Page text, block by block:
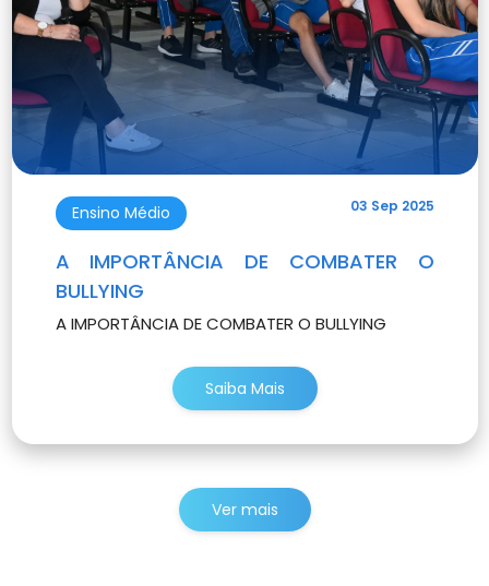
Ensino Médio 03 Sep 2025
A IMPORTÂNCIA DE COMBATER O
BULLYING
A IMPORTÂNCIA DE COMBATER O BULLYING
Saiba Mais
Ver mais